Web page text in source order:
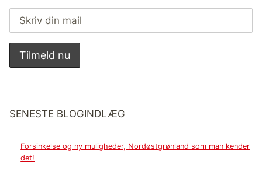
SENESTE BLOGINDLÆG
Forsinkelse og ny muligheder, Nordøstgrønland som man kender
det!